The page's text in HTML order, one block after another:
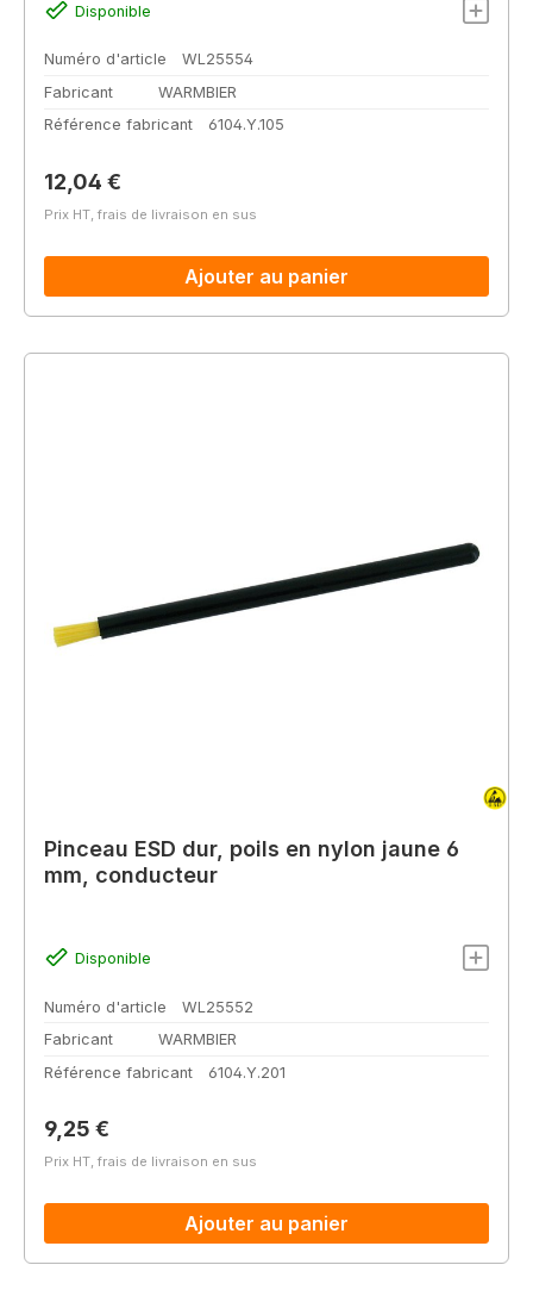
Disponible
Numéro d'article
WL25554
Fabricant
WARMBIER
Référence fabricant
6104.Y.105
Prix régulier :
12,04 €
Prix HT, frais de livraison en sus
Ajouter au panier
Pinceau ESD dur, poils en nylon jaune 6
mm, conducteur
Disponible
Numéro d'article
WL25552
Fabricant
WARMBIER
Référence fabricant
6104.Y.201
Prix régulier :
9,25 €
Prix HT, frais de livraison en sus
Ajouter au panier